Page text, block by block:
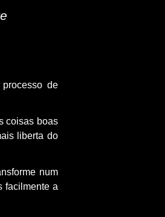
de
coisas boas
liberta do
num
facilmente a